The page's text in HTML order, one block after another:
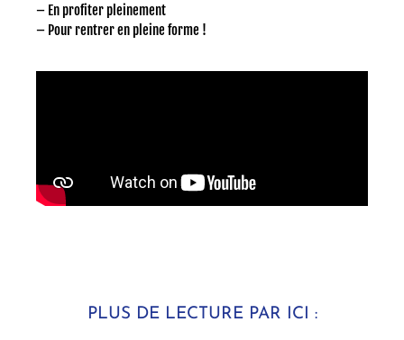
– En profiter pleinement
– Pour rentrer en pleine forme !
PLUS DE LECTURE PAR ICI :